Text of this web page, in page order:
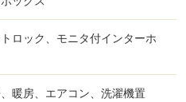
ロック、モニタ付インターホ
暖房、エアコン、洗濯機置